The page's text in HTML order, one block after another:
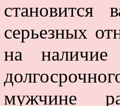
серьезных
на
мужчине